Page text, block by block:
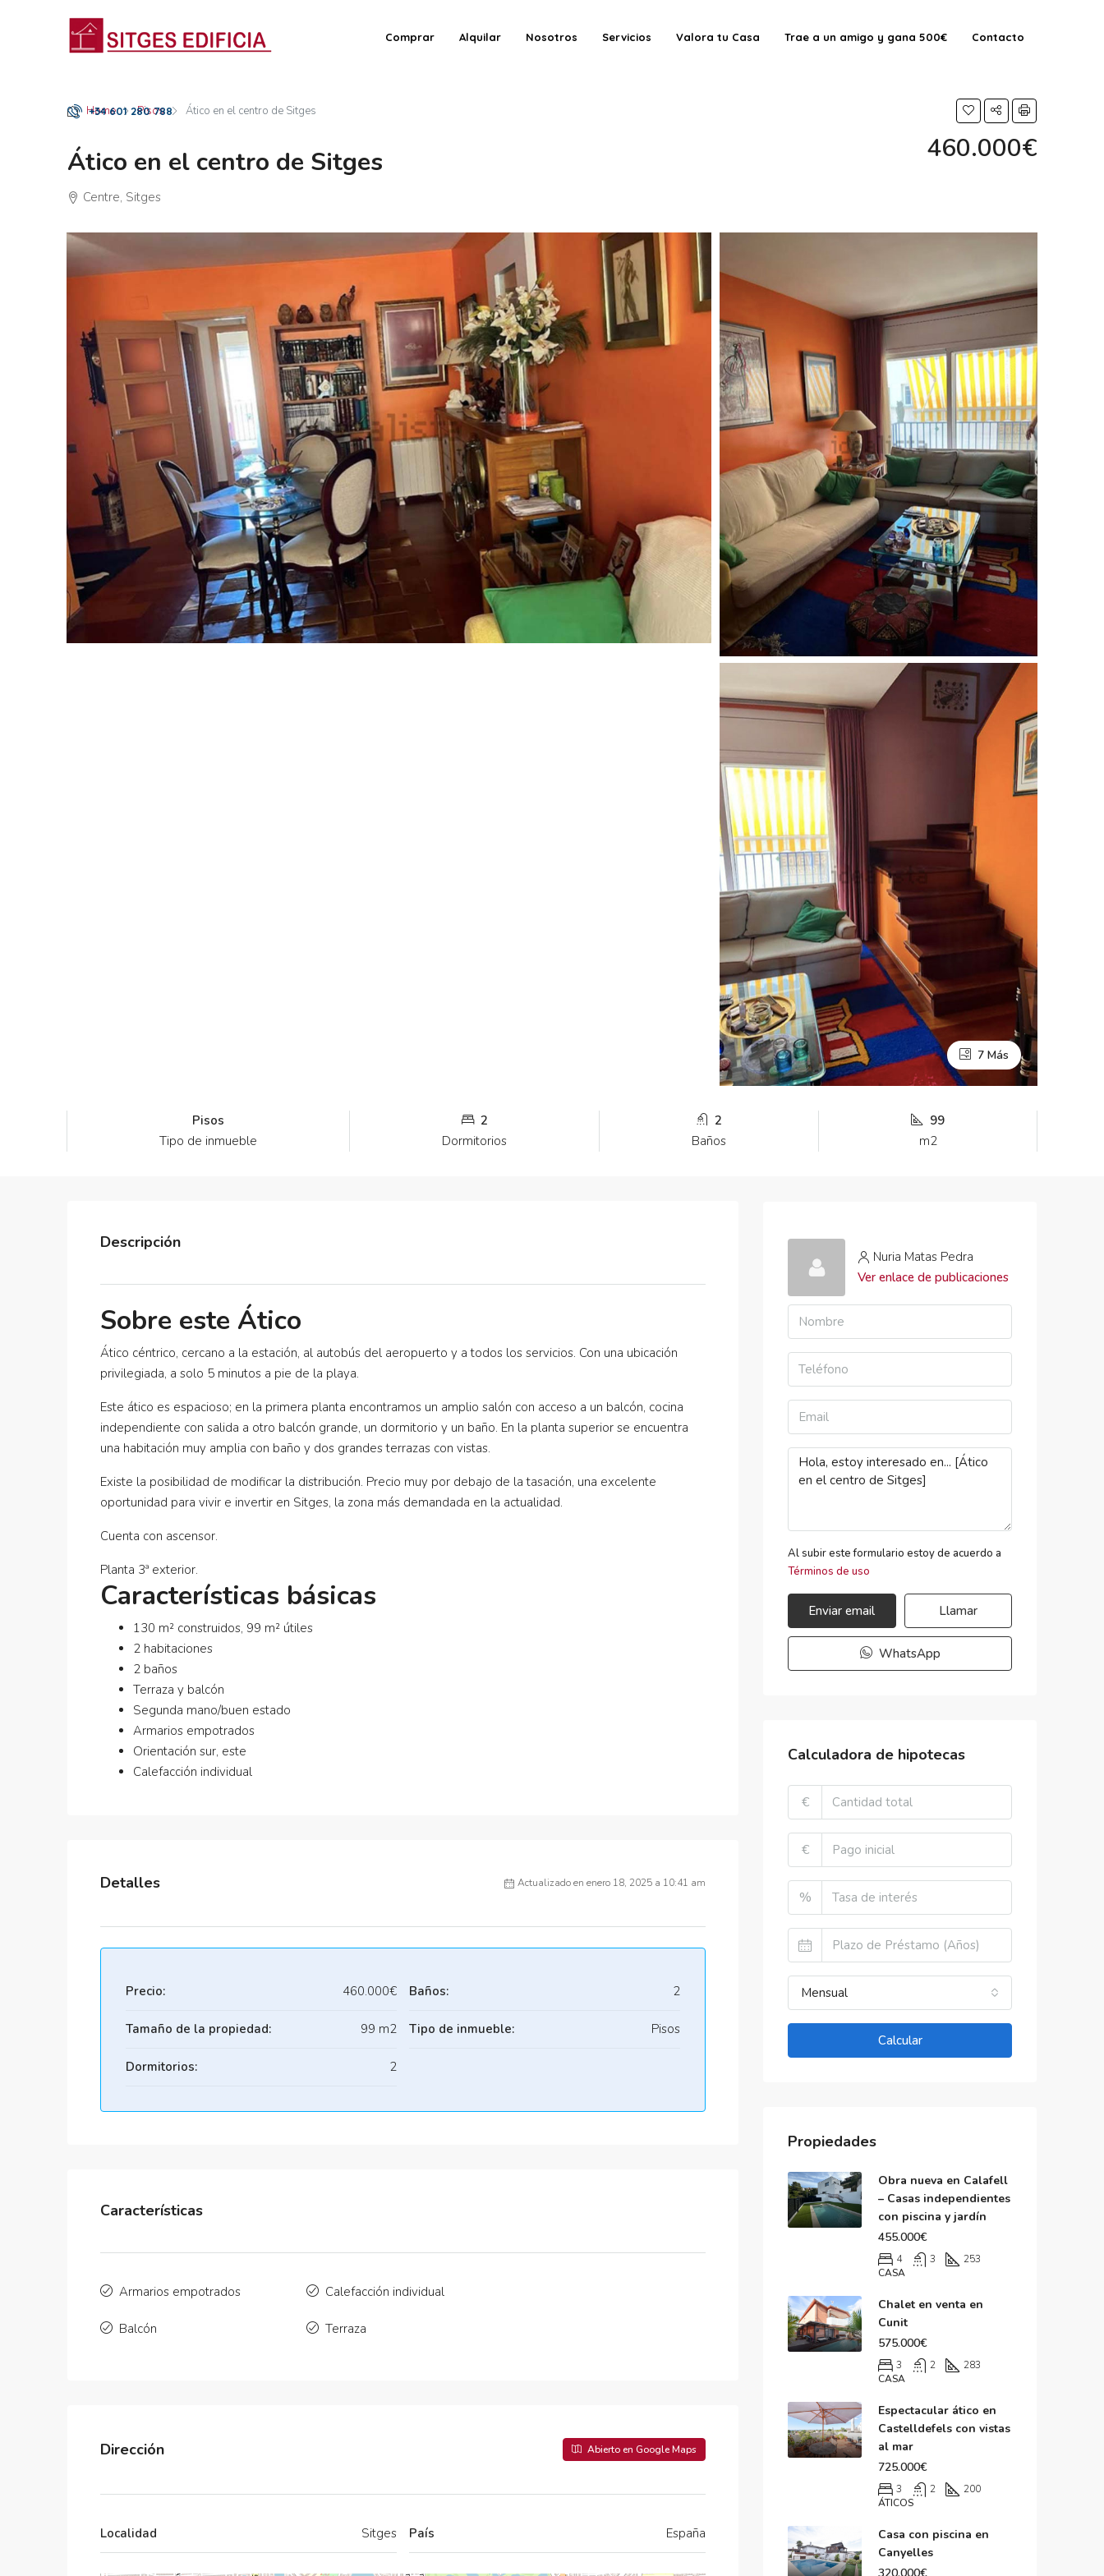
Comprar Alquilar Nosotros Servicios Valora tu Casa Trae a un amigo y gana 500€ Contacto
+34 601 280 788
Home Pisos Ático en el centro de Sitges
Ático en el centro de Sitges 460.000€
Centre, Sitges
7 Más
Pisos
Tipo de inmueble
2
Dormitorios
2
Baños
99
m2
Descripción
Sobre este Ático
Ático céntrico, cercano a la estación, al autobús del aeropuerto y a todos los servicios. Con una ubicación
privilegiada, a solo 5 minutos a pie de la playa.
Este ático es espacioso; en la primera planta encontramos un amplio salón con acceso a un balcón, cocina
independiente con salida a otro balcón grande, un dormitorio y un baño. En la planta superior se encuentra
una habitación muy amplia con baño y dos grandes terrazas con vistas.
Existe la posibilidad de modificar la distribución. Precio muy por debajo de la tasación, una excelente
oportunidad para vivir e invertir en Sitges, la zona más demandada en la actualidad.
Cuenta con ascensor.
Planta 3ª exterior.
Características básicas
130 m² construidos, 99 m² útiles
2 habitaciones
2 baños
Terraza y balcón
Segunda mano/buen estado
Armarios empotrados
Orientación sur, este
Calefacción individual
Detalles Actualizado en enero 18, 2025 a 10:41 am
Precio: 460.000€
Tamaño de la propiedad: 99 m2
Dormitorios: 2
Baños: 2
Tipo de inmueble: Pisos
Características
Armarios empotrados
Balcón
Calefacción individual
Terraza
Dirección Abierto en Google Maps
Localidad Sitges País España
Nuria Matas Pedra
Ver enlace de publicaciones
Al subir este formulario estoy de acuerdo a
Términos de uso
Enviar email Llamar
WhatsApp
Calculadora de hipotecas
€
€
%
Mensual
Calcular
Propiedades
Obra nueva en Calafell
– Casas independientes
con piscina y jardín
455.000€
4 3
253
CASA
Chalet en venta en
Cunit
575.000€
3 2
283
CASA
Espectacular ático en
Castelldefels con vistas
al mar
725.000€
3 2
200
ÁTICOS
Casa con piscina en
Canyelles